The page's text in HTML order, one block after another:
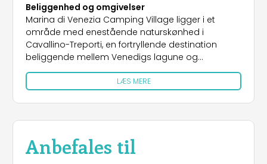
Beliggenhed og omgivelser
Marina di Venezia Camping Village ligger i et
område med enestående naturskønhed i
Cavallino-Treporti, en fortryllende destination
beliggende mellem Venedigs lagune og
Adriaterhavet. Dette stykke paradis tilbyder den
perfekte balance mellem afslapning og
opdagelse: på den ene side den gyldne strand,
der strækker sig så langt øjet rækker, og på den
anden side Venedigs tidløse charme, som man
omkringliggende område byder lagunen på en
betagende udsigt over fiskedale, maleriske
LÆS MERE
Anbefales til